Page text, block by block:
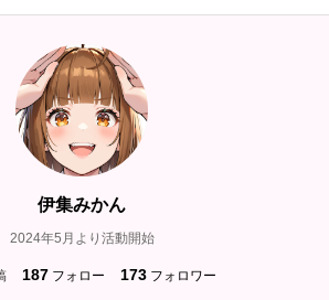
伊集みかん
2024年5月より活動開始
187 フォロー 173 フォロワー